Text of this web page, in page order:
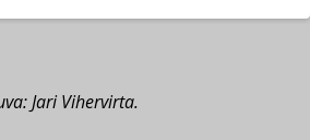
Jari Vihervirta.